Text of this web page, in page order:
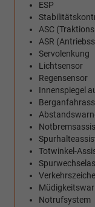
ESP
ASC
ASR
Servolenkung
Lichtsensor
Regensensor
Innenspiegel
Totwinkel-
Notrufsystem